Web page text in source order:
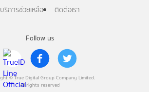
Follow us
© True Digital Group Company Limited.
All rights reserved
บริการช่วยเหลือ
ติดต่อเรา